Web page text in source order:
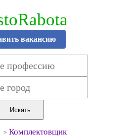
вакансию
Комплектовщик